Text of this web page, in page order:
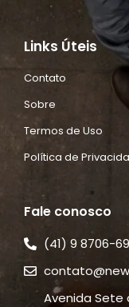
Links Úteis
Contato
Sobre
Termos de Uso
Política de
Fale conosco
(41) 9 8706-
Avenida Sete